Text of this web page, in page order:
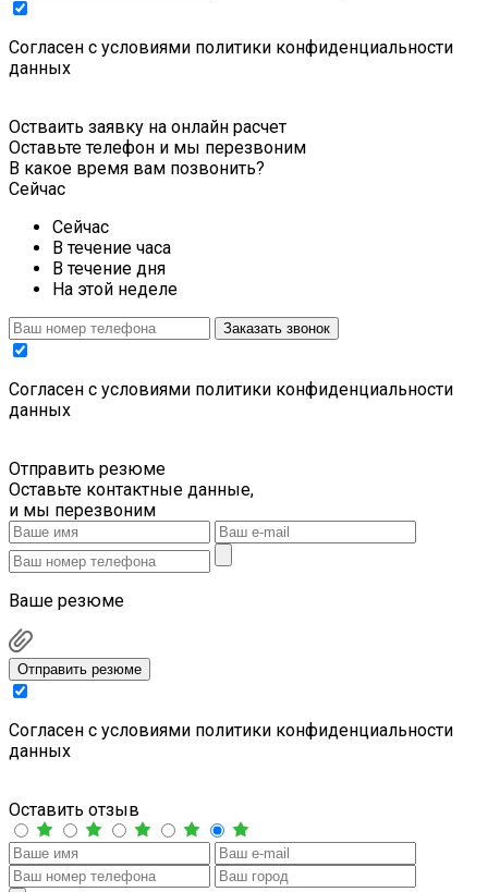
Cогласен с условиями политики конфиденциальности
данных
Остваить заявку на онлайн расчет
Оставьте телефон и мы перезвоним
В какое время вам позвонить?
Сейчас
Сейчас
В течение часа
В течение дня
На этой неделе
Заказать звонок
Cогласен с условиями политики конфиденциальности
данных
Отправить резюме
Оставьте контактные данные,
и мы перезвоним
Ваше резюме
Отправить резюме
Cогласен с условиями политики конфиденциальности
данных
Оставить отзыв